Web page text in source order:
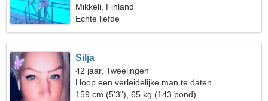
Mikkeli, Finland
Echte liefde
Silja
42 jaar, Tweelingen
Hoop een verleidelijke man te daten
159 cm (5'3"), 65 kg (143 pond)